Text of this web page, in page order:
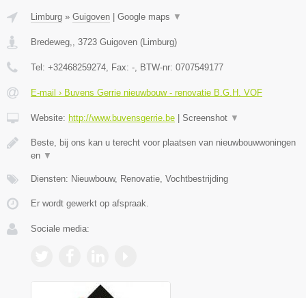
Limburg » Guigoven | Google maps ▼
Bredeweg, 3723 Guigoven (Limburg)
Tel: +32468259274 , Fax: - , BTW-nr: 0707549177
E-mail › Buvens Gerrie nieuwbouw - renovatie B.G.H. VOF
Website: http://www.buvensgerrie.be | Screenshot ▼
Beste, bij ons kan u terecht voor plaatsen van nieuwbouwwoningen
en ▼
Diensten: Nieuwbouw, Renovatie, Vochtbestrijding
Er wordt gewerkt op afspraak.
Sociale media: